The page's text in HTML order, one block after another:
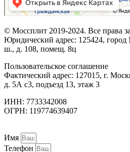
© Моссплит 2019-2024. Все права
Юридический адрес: 125424, город
ш., д. 108, помещ. 8ц
Пользовательское соглашение
Фактический адрес: 127015, г.
д. 5А с3, подъезд 13, этаж 3
ИНН: 7733342008
ОГРН: 119774639407
Имя
Телефон